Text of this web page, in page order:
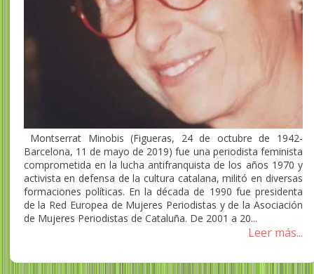
Montserrat Minobis (Figueras, 24 de octubre de 1942-
Barcelona, 11 de mayo de 2019)​ fue una periodista feminista
comprometida en la lucha antifranquista de los años 1970 y
activista en defensa de la cultura catalana, militó en diversas
formaciones políticas. En la década de 1990 fue presidenta
de la Red Europea de Mujeres Periodistas y de la Asociación
de Mujeres Periodistas de Cataluña. De 2001 a 20...
Leer más...